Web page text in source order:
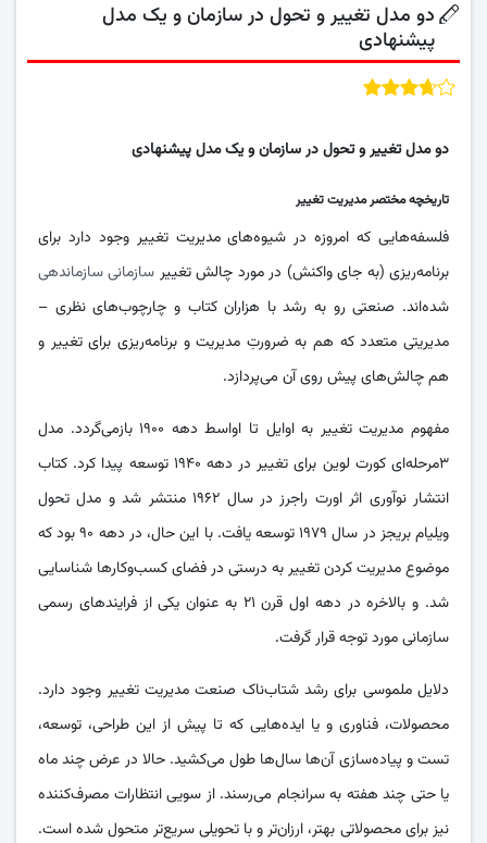
دو مدل تغییر و تحول در سازمان و یک مدل
پیشنهادی
دو مدل تغییر و تحول در سازمان و یک مدل پیشنهادی
تاریخچه مختصر مدیریت تغییر
فلسفه‌هایی که امروزه در شیوه‌های مدیریت تغییر وجود دارد برای
برنامه‌ریزی (‏به جای واکنش)‏ در مورد چالش تغییر سازمانی سازماندهی
شده‌اند. صنعتی رو به رشد با هزاران کتاب و چارچوب‌های نظری –
مدیریتی متعدد که هم به ضرورتِ مدیریت و برنامه‌ریزی برای تغییر و
هم چالش‌های پیش روی آن می‌پردازد.
مفهوم مدیریت تغییر به اوایل تا اواسط دهه ۱۹۰۰ باز‌می‌گردد. مدل
۳مرحله‌ای کورت لوین برای تغییر در دهه ۱۹۴۰ توسعه پیدا کرد. کتاب
انتشار نوآوری اثر اورت راجرز در سال ۱۹۶۲ منتشر شد و مدل تحول
ویلیام بریجز در سال ۱۹۷۹ توسعه یافت. با این حال، در دهه ۹۰ بود که
موضوع مدیریت کردن تغییر به درستی در فضای کسب‌و‌کار‌ها شناسایی
شد. و بالاخره در دهه اول قرن ۲۱ به عنوان یکی از فرایند‌های رسمی
سازمانی مورد توجه قرار گرفت.
دلایل ملموسی برای رشد شتاب‌ناک صنعت مدیریت تغییر وجود دارد.
محصولات، فناوری و یا ایده‌هایی که تا پیش از این طراحی، توسعه،
تست و پیاده‌سازی آن‌ها سال‌ها طول می‌کشید. حالا در عرض چند ماه
یا حتی چند هفته به سرانجام می‌رسند. از سویی انتظارات مصرف‌کننده
نیز برای محصولاتی بهتر، ارزان‌تر و با تحویلی سریع‌تر متحول شده است.